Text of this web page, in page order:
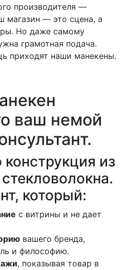
производителя —
магазин — это сцена, а
Но даже самому
грамотная подача.
приходят наши манекены.
ваш немой
из
который:
с витрины и не дает
вашего бренда,
и философию.
, показывая товар в